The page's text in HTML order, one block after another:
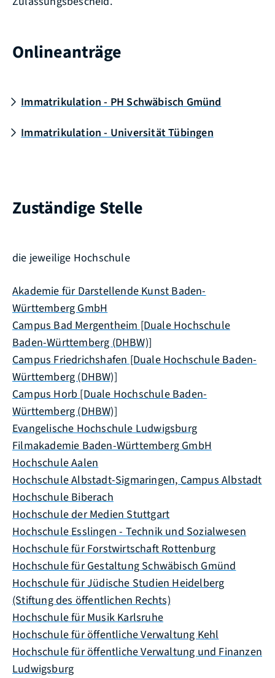
Onlineanträge
Immatrikulation - PH Schwäbisch Gmünd
Immatrikulation - Universität Tübingen
Zuständige Stelle
die jeweilige Hochschule
Akademie für Darstellende Kunst Baden-
Württemberg GmbH
Campus Bad Mergentheim [Duale Hochschule
Baden-Württemberg (DHBW)]
Campus Friedrichshafen [Duale Hochschule Baden-
Württemberg (DHBW)]
Campus Horb [Duale Hochschule Baden-
Württemberg (DHBW)]
Evangelische Hochschule Ludwigsburg
Filmakademie Baden-Württemberg GmbH
Hochschule Aalen
Hochschule Albstadt-Sigmaringen, Campus Albstadt
Hochschule Biberach
Hochschule der Medien Stuttgart
Hochschule Esslingen - Technik und Sozialwesen
Hochschule für Forstwirtschaft Rottenburg
Hochschule für Gestaltung Schwäbisch Gmünd
Hochschule für Jüdische Studien Heidelberg
(Stiftung des öffentlichen Rechts)
Hochschule für Musik Karlsruhe
Hochschule für öffentliche Verwaltung Kehl
Hochschule für öffentliche Verwaltung und Finanzen
Ludwigsburg